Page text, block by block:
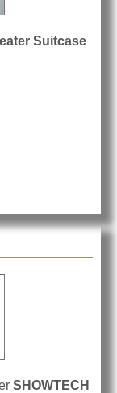
Suitcase
SHOWTECH